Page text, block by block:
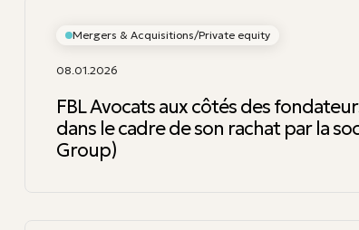
Mergers & Acquisitions/Private equity
08.01.2026
FBL Avocats aux côtés des
dans le cadre de son rachat par la
Group)